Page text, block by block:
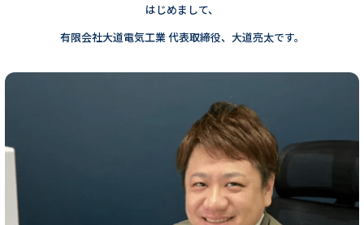
はじめまして、
有限会社大道電気工業 代表取締役、大道亮太です。